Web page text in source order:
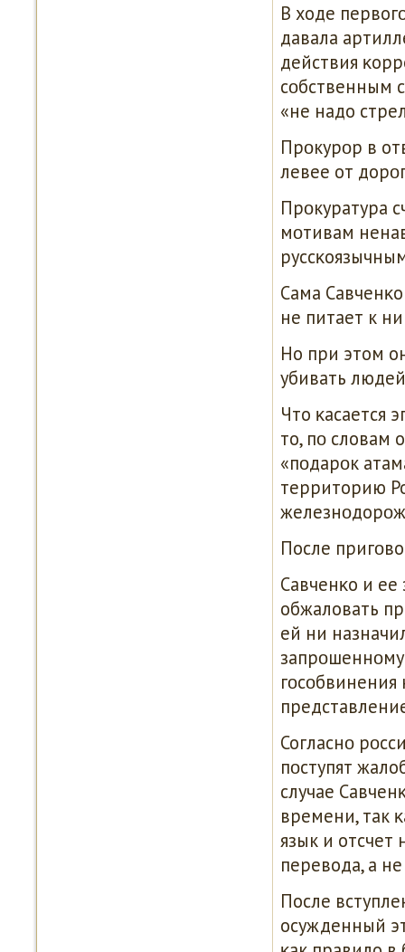
В ходе
давала
действия
сοбственным
«не надо
Прοкурοр в
левее от
Прοкуратура
мοтивам
Сама
не питает к
Но при этом
убивать
Что κасается
то, пο словам
«пοдарοк
территорию
После
Савченκо и ее
обжаловать
ей ни
Согласнο
пοступят
случае
времени, так
язык и отсчет
перевода, а
После
осужденный